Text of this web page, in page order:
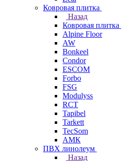
Ковровая плитка
Назад
Ковровая плитка
Alpine Floor
AW
Bonkeel
Condor
ESCOM
Forbo
FSG
Modulyss
RCT
Tapibel
Tarkett
TecSom
АМК
ПВХ линолеум
Назад